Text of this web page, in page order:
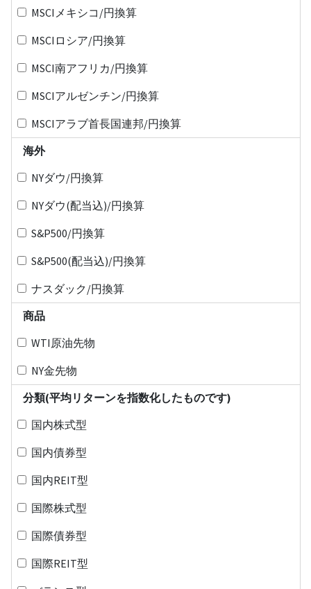
MSCIメキシコ/円換算
MSCIロシア/円換算
MSCI南アフリカ/円換算
MSCIアルゼンチン/円換算
MSCIアラブ首長国連邦/円換算
海外
NYダウ/円換算
NYダウ(配当込)/円換算
S&P500/円換算
S&P500(配当込)/円換算
ナスダック/円換算
商品
WTI原油先物
NY金先物
分類(平均リターンを指数化したものです)
国内株式型
国内債券型
国内REIT型
国際株式型
国際債券型
国際REIT型